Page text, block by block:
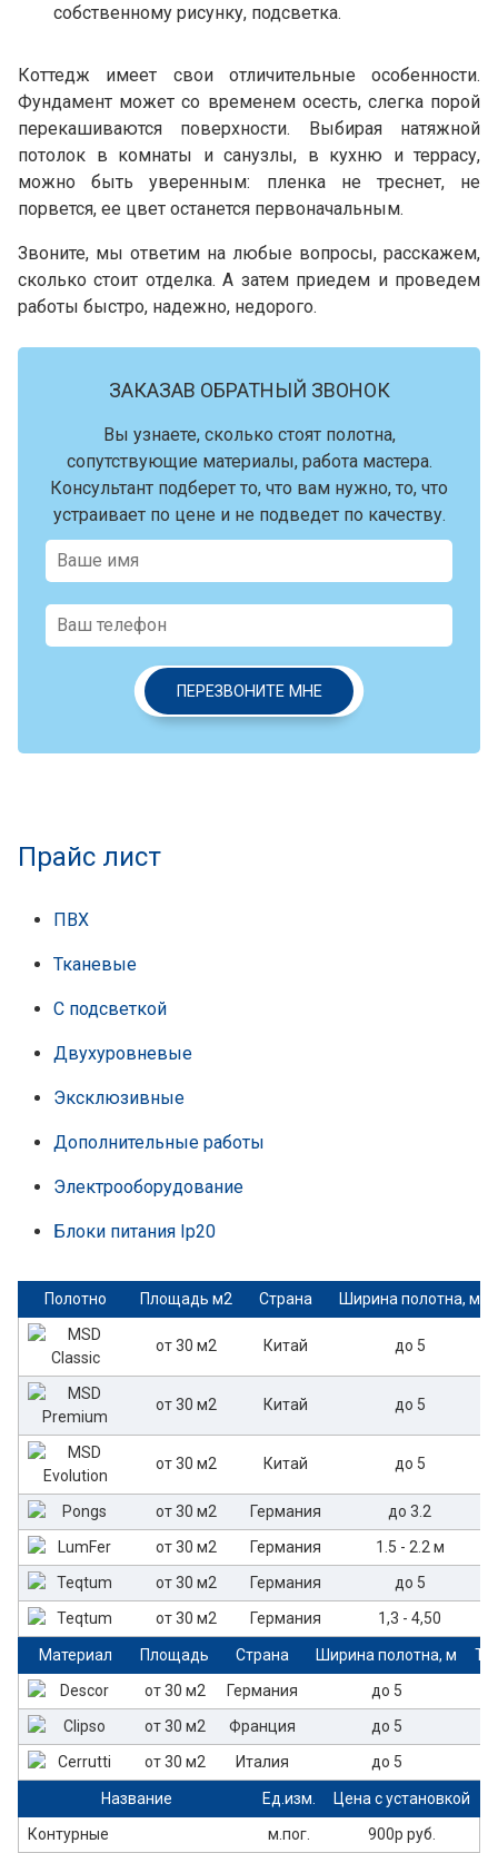
собственному рисунку, подсветка.
Коттедж имеет свои отличительные особенности.
Фундамент может со временем осесть, слегка порой
перекашиваются поверхности. Выбирая натяжной
потолок в комнаты и санузлы, в кухню и террасу,
можно быть уверенным: пленка не треснет, не
порвется, ее цвет останется первоначальным.
Звоните, мы ответим на любые вопросы, расскажем,
сколько стоит отделка. А затем приедем и проведем
работы быстро, надежно, недорого.
ЗАКАЗАВ ОБРАТНЫЙ ЗВОНОК
Вы узнаете, сколько стоят полотна,
сопутствующие материалы, работа мастера.
Консультант подберет то, что вам нужно, то, что
устраивает по цене и не подведет по качеству.
ПЕРЕЗВОНИТЕ МНЕ
Прайс лист
ПВХ
Тканевые
С подсветкой
Двухуровневые
Эксклюзивные
Дополнительные работы
Электрооборудование
Блоки питания Ip20
Полотно Площадь м2 Страна Ширина полотна, м
от 30 м2 Китай до 5
от 30 м2 Китай до 5
от 30 м2 Китай до 5
от 30 м2 Германия
до 3.2
от 30 м2
Германия
1.5 - 2.2 м
от 30 м2
Германия
до 5
от 30 м2
Германия 1,3 - 4,50
Материал Площадь Страна Ширина полотна, м
от 30 м2
Германия
до 5
от 30 м2
Франция
до 5
от 30 м2
Италия до 5
Название Ед.изм.
Цена с установкой
Контурные
м.пог. 900р руб.